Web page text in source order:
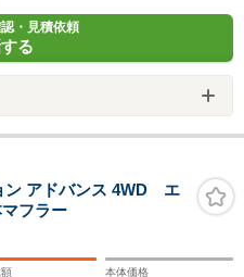
・見積依頼
る
ン アドバンス 4WD エ
フラー
本体価格